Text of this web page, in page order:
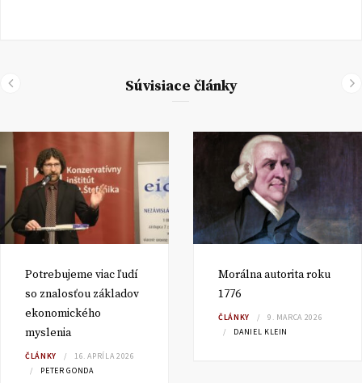
Súvisiace články
Potrebujeme viac ľudí
so znalosťou základov
ekonomického
myslenia
ČLÁNKY
16. APRÍLA 2026
PETER GONDA
Morálna autorita roku
1776
ČLÁNKY
9. MARCA 2026
DANIEL KLEIN